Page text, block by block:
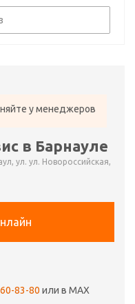
у менеджеров
в Барнауле
ул. ул. Новороссийская,
83-80 или в MAX